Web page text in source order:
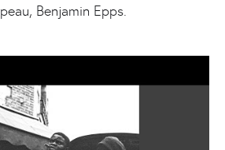
Benjamin Epps.